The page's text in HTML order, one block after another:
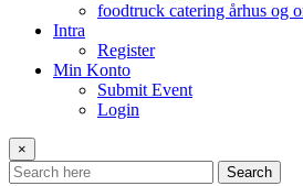
foodtruck catering århus og
Intra
Register
Min Konto
Submit Event
Login
×
Search